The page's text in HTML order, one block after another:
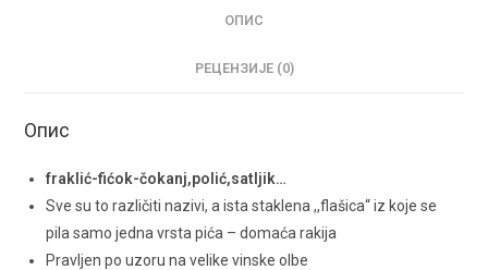
ОПИС
РЕЦЕНЗИЈЕ (0)
Опис
fraklić-fićok-čokanj,polić,satljik…
Sve su to različiti nazivi, a ista staklena ,,flašica“ iz koje se
pila samo jedna vrsta pića – domaća rakija
Pravljen po uzoru na velike vinske olbe